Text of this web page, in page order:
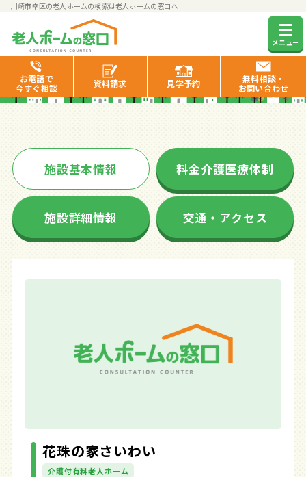
川崎市幸区の老人ホームの検索は老人ホームの窓口へ
メニュー
お電話で
今すぐ相談
資料請求 見学予約
無料相談・
お問い合わせ
花珠の家さいわい
施設基本情報 料金介護医療体制
施設詳細情報 交通・アクセス
花珠の家さいわい
介護付有料老人ホーム